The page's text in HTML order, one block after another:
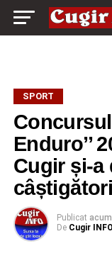
SPORT
Enduro’’
Cugir și-a
Publicat
De Cugir INFO